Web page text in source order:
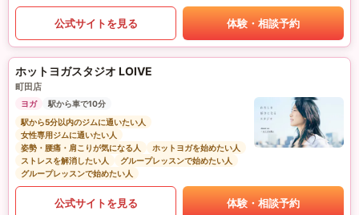
公式サイトを見る 体験・相談予約
ホットヨガスタジオ LOIVE
町田店
ヨガ
駅から車で10分
駅から5分以内のジムに通いたい人
女性専用ジムに通いたい人
姿勢・腰痛・肩こりが気になる人
ホットヨガを始めたい人
ストレスを解消したい人
グループレッスンで始めたい人
グループレッスンで始めたい人
公式サイトを見る 体験・相談予約